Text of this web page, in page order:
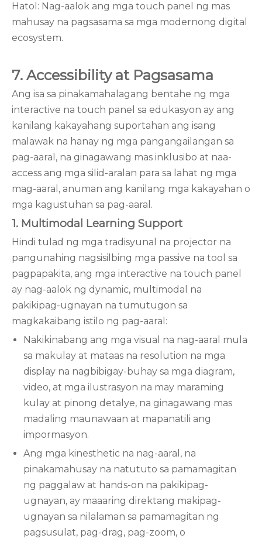
Hatol: Nag-aalok ang mga touch panel ng mas
mahusay na pagsasama sa mga modernong digital
ecosystem.
7. Accessibility at Pagsasama
Ang isa sa pinakamahalagang bentahe ng mga
interactive na touch panel sa edukasyon ay ang
kanilang kakayahang suportahan ang isang
malawak na hanay ng mga pangangailangan sa
pag-aaral, na ginagawang mas inklusibo at naa-
access ang mga silid-aralan para sa lahat ng mga
mag-aaral, anuman ang kanilang mga kakayahan o
mga kagustuhan sa pag-aaral.
1. Multimodal Learning Support
Hindi tulad ng mga tradisyunal na projector na
pangunahing nagsisilbing mga passive na tool sa
pagpapakita, ang mga interactive na touch panel
ay nag-aalok ng dynamic, multimodal na
pakikipag-ugnayan na tumutugon sa
magkakaibang istilo ng pag-aaral:
Nakikinabang ang mga visual na nag-aaral mula
sa makulay at mataas na resolution na mga
display na nagbibigay-buhay sa mga diagram,
video, at mga ilustrasyon na may maraming
kulay at pinong detalye, na ginagawang mas
madaling maunawaan at mapanatili ang
impormasyon.
Ang mga kinesthetic na nag-aaral, na
pinakamahusay na natututo sa pamamagitan
ng paggalaw at hands-on na pakikipag-
ugnayan, ay maaaring direktang makipag-
ugnayan sa nilalaman sa pamamagitan ng
pagsusulat, pag-drag, pag-zoom, o